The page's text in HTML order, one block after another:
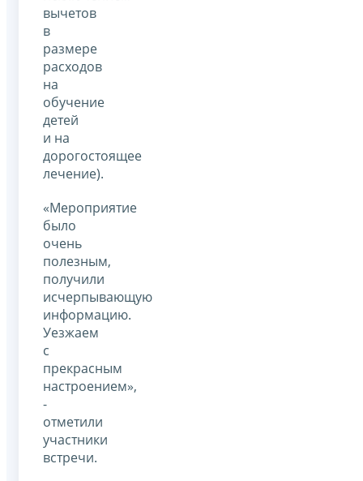
вычетов
в
размере
расходов
на
обучение
детей
и на
дорогостоящее
лечение).
«Мероприятие
было
очень
полезным,
получили
исчерпывающую
информацию.
Уезжаем
с
прекрасным
настроением»,
-
отметили
участники
встречи.